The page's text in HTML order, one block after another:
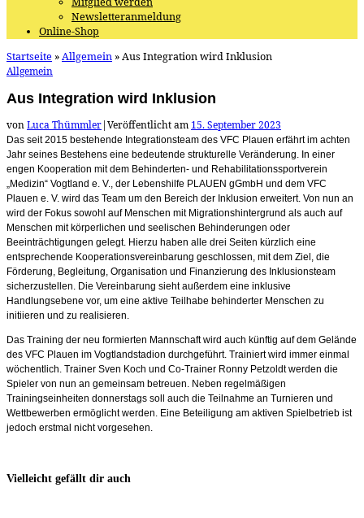
Newsletteranmeldung
Online-Shop
Startseite »Allgemein »Aus Integration wird Inklusion
Allgemein
Aus Integration wird Inklusion
vonLuca Thümmler|Veröffentlicht am 15. September 2023
Das seit 2015 bestehende Integrationsteam des VFC Plauen erfährt im achten
Jahr seines Bestehens eine bedeutende strukturelle Veränderung. In einer
engen Kooperation mit dem Behinderten- und Rehabilitationssportverein
„Medizin“ Vogtland e. V., der Lebenshilfe PLAUEN gGmbH und dem VFC
Plauen e. V. wird das Team um den Bereich der Inklusion erweitert. Von nun an
wird der Fokus sowohl auf Menschen mit Migrationshintergrund als auch auf
Menschen mit körperlichen und seelischen Behinderungen oder
Beeinträchtigungen gelegt. Hierzu haben alle drei Seiten kürzlich eine
entsprechende Kooperationsvereinbarung geschlossen, mit dem Ziel, die
Förderung, Begleitung, Organisation und Finanzierung des Inklusionsteam
sicherzustellen. Die Vereinbarung sieht außerdem eine inklusive
Handlungsebene vor, um eine aktive Teilhabe behinderter Menschen zu
initiieren und zu realisieren.
Das Training der neu formierten Mannschaft wird auch künftig auf dem Gelände
des VFC Plauen im Vogtlandstadion durchgeführt. Trainiert wird immer einmal
wöchentlich. Trainer Sven Koch und Co-Trainer Ronny Petzoldt werden die
Spieler von nun an gemeinsam betreuen. Neben regelmäßigen
Trainingseinheiten donnerstags soll auch die Teilnahme an Turnieren und
Wettbewerben ermöglicht werden. Eine Beteiligung am aktiven Spielbetrieb ist
jedoch erstmal nicht vorgesehen.
Vielleicht gefällt dir auch